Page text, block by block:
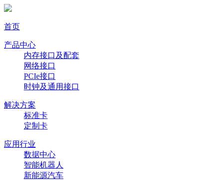
首页
产品中心
内存接口及配套
网络接口
PCIe接口
时钟及通用接口
解决方案
标准卡
定制卡
应用行业
数据中心
智能机器人
新能源汽车